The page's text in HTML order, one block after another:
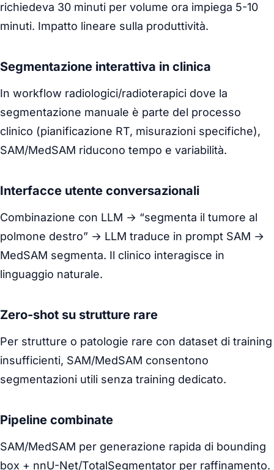
richiedeva 30 minuti per volume ora impiega 5-10
minuti. Impatto lineare sulla produttività.
Segmentazione interattiva in clinica
In workflow radiologici/radioterapici dove la
segmentazione manuale è parte del processo
clinico (pianificazione RT, misurazioni specifiche),
SAM/MedSAM riducono tempo e variabilità.
Interfacce utente conversazionali
Combinazione con LLM → “segmenta il tumore al
polmone destro” → LLM traduce in prompt SAM →
MedSAM segmenta. Il clinico interagisce in
linguaggio naturale.
Zero-shot su strutture rare
Per strutture o patologie rare con dataset di training
insufficienti, SAM/MedSAM consentono
segmentazioni utili senza training dedicato.
Pipeline combinate
SAM/MedSAM per generazione rapida di bounding
box + nnU-Net/TotalSegmentator per raffinamento.